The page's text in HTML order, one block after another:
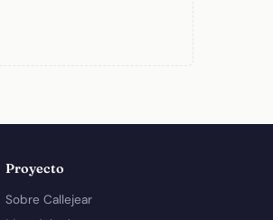
Proyecto
Sobre Callejear